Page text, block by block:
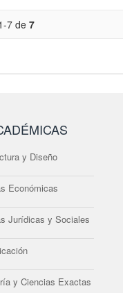
7 de7
y Diseño
Económicas
Jurídicas y Sociales
y Ciencias Exactas